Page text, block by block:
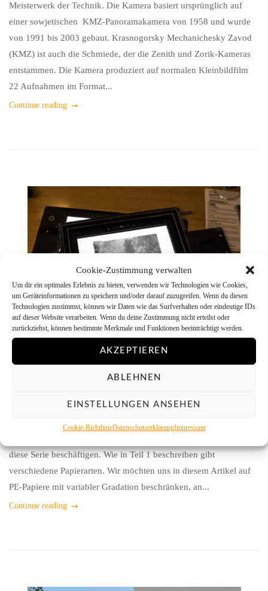
Cookie-Zustimmung verwalten
Um dir ein optimales Erlebnis zu bieten, verwenden wir Technologien wie Cookies,
um Geräteinformationen zu speichern und/oder darauf zuzugreifen. Wenn du diesen
Technologien zustimmst, können wir Daten wie das Surfverhalten oder eindeutige IDs
auf dieser Website verarbeiten. Wenn du deine Zustimmung nicht erteilst oder
zurückziehst, können bestimmte Merkmale und Funktionen beeinträchtigt werden.
AKZEPTIEREN
ABLEHNEN
EINSTELLUNGEN ANSEHEN
Cookie-RichtlinieDatenschutzerklärungImpressum
Meisterwerk der Technik. Die Kamera basiert ursprünglich auf
einer sowjetischen KMZ-Panoramakamera von 1958 und wurde
von 1991 bis 2003 gebaut. Krasnogorsky Mechanichesky Zavod
(KMZ) ist auch die Schmiede, der die Zenith und Zorik-Kameras
entstammen. Die Kamera produziert auf normalen Kleinbildfilm
22 Aufnahmen im Format...
Continue reading
Die Schwarzweißvergrößerung: Teil 2
Die korrekte Belichtung ermitteln
Analog fotografieren auf Film ist schon nice… Dabei hat für mich
Schwarz-Weiß-Film eine besondere “Magie”. Aber wie bekommt
diese Serie beschäftigen. Wie in Teil 1 beschreiben gibt
verschiedene Papierarten. Wir möchten uns in diesem Artikel auf
PE-Papiere mit variabler Gradation beschränken, an...
Continue reading